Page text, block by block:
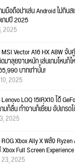
มมือถือน่าเล่น Android ไม่กิน
กมปี 2025
2025
Vector A16 HX A8W จั
ดมาลุยงานหนัก เล่นเกมไหนก็
บาทเท่านั้น!
2025
LOQ 15IRX10 ได้
กมก็ลื่น ทำงานก็เยี่ยม อัปเกร
2025
Xbox Ally X พลัง
Xbox Full Screen
2025